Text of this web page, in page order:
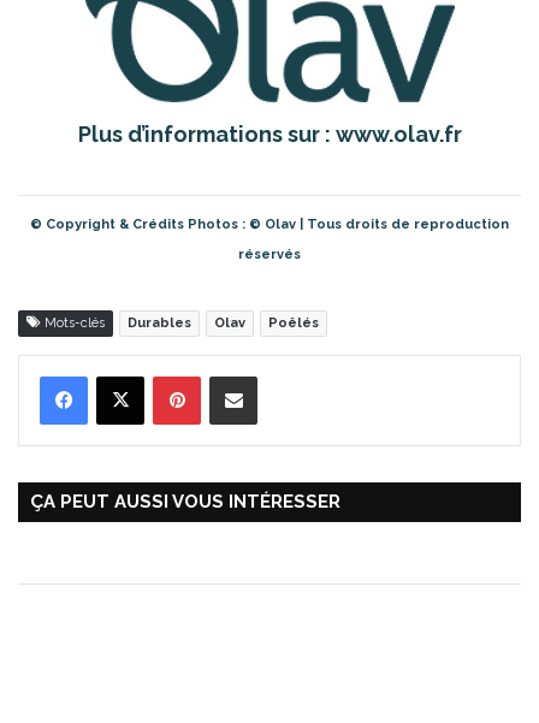
Plus d’informations sur : www.olav.fr
© Copyright & Crédits Photos : © Olav | Tous droits de reproduction
réservés
Mots-clés Durables Olav Poêlés
ÇA PEUT AUSSI VOUS INTÉRESSER